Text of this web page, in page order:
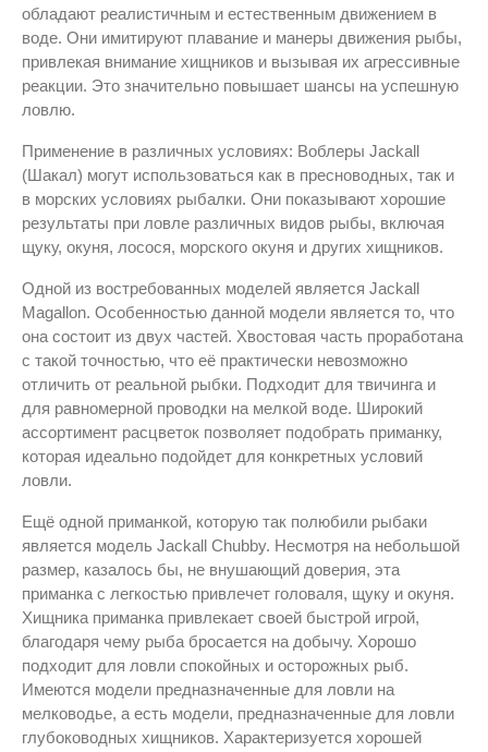
обладают реалистичным и естественным движением в
воде. Они имитируют плавание и манеры движения рыбы,
привлекая внимание хищников и вызывая их агрессивные
реакции. Это значительно повышает шансы на успешную
ловлю.
Применение в различных условиях: Воблеры Jackall
(Шакал) могут использоваться как в пресноводных, так и
в морских условиях рыбалки. Они показывают хорошие
результаты при ловле различных видов рыбы, включая
щуку, окуня, лосося, морского окуня и других хищников.
Одной из востребованных моделей является Jackall
Magallon. Особенностью данной модели является то, что
она состоит из двух частей. Хвостовая часть проработана
с такой точностью, что её практически невозможно
отличить от реальной рыбки. Подходит для твичинга и
для равномерной проводки на мелкой воде. Широкий
ассортимент расцветок позволяет подобрать приманку,
которая идеально подойдет для конкретных условий
ловли.
Ещё одной приманкой, которую так полюбили рыбаки
является модель Jackall Chubby. Несмотря на небольшой
размер, казалось бы, не внушающий доверия, эта
приманка с легкостью привлечет головаля, щуку и окуня.
Хищника приманка привлекает своей быстрой игрой,
благодаря чему рыба бросается на добычу. Хорошо
подходит для ловли спокойных и осторожных рыб.
Имеются модели предназначенные для ловли на
мелководье, а есть модели, предназначенные для ловли
глубоководных хищников. Характеризуется хорошей